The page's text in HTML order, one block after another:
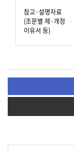
참고·설명자료
(조문별 제·개정
이유서 등)